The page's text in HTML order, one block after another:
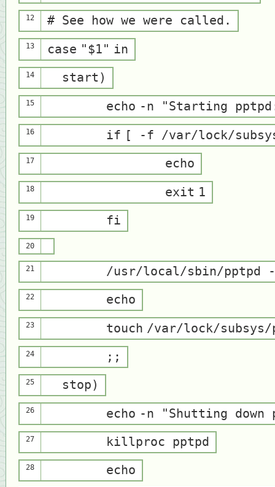
12 # See how we were called.
13 case "$1" in
14 start)
15 echo -n "Starting
16 if [ -f /var/lock/
17 echo
18 exit 1
19 fi
20
21 /usr/local/sbin/pptpd
22 echo
23 touch /var/lock/subsys/
24 ;;
25 stop)
26 echo -n "Shutting down
27 killproc pptpd
28 echo